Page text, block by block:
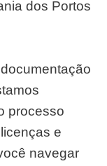
dos Portos
processo
e
navegar